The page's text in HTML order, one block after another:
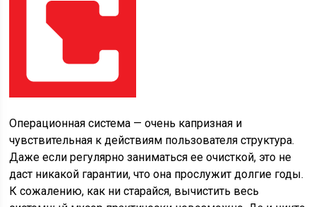
Операционная система — очень капризная и
чувствительная к действиям пользователя структура.
Даже если регулярно заниматься ее очисткой, это не
даст никакой гарантии, что она прослужит долгие годы.
К сожалению, как ни старайся, вычистить весь